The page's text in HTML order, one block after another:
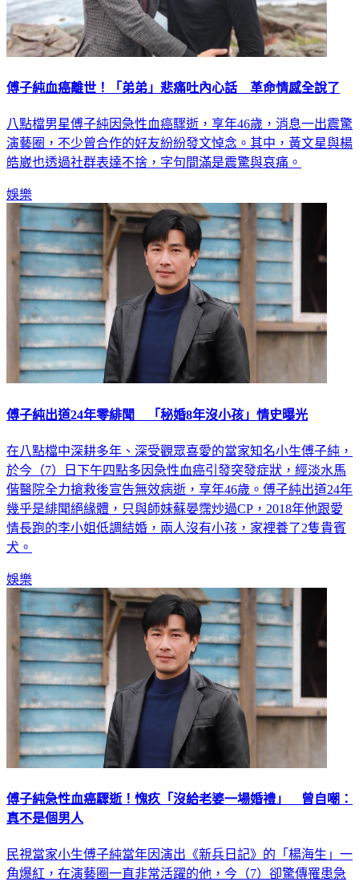
傅子純血癌離世！「弟弟」悲痛吐內心話 革命情感全說了
八點檔男星傅子純因急性血癌驟逝，享年46歲，消息一出震驚
演藝圈，不少曾合作的好友紛紛發文悼念。其中，黃文星與楊
皓崴也透過社群表達不捨，字句間滿是震驚與哀痛。
娛樂
傅子純出道24年零緋聞 「秘婚8年沒小孩」情史曝光
在八點檔中深耕多年、深受觀眾喜愛的當家知名小生傅子純，
於今（7）日下午四點多因急性血癌引發突發症狀，經淡水馬
偕醫院全力搶救後宣告無效病逝，享年46歲。傅子純出道24年
幾乎是緋聞絕緣體，只與師妹蘇晏霈炒過CP，2018年他跟愛
情長跑的李小姐低調結婚，兩人沒有小孩，家裡養了2隻貴賓
犬。
娛樂
傅子純急性血癌驟逝！愧疚「沒給老婆一場婚禮」 曾自嘲：
真不是個男人
民視當家小生傅子純當年因演出《新兵日記》的「楊海生」一
角爆紅，在演藝圈一直非常活躍的他，今（7）卻驚傳罹患急